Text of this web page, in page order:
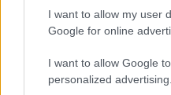
I want to allow my user
Google for online
I want to allow Google
personalized advertising.